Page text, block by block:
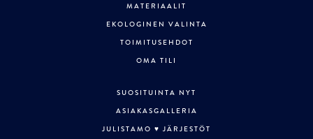
MATERIAALIT
EKOLOGINEN VALINTA
TOIMITUSEHDOT
OMA TILI
SUOSITUINTA NYT
ASIAKASGALLERIA
JULISTAMO ♥ JÄRJESTÖT